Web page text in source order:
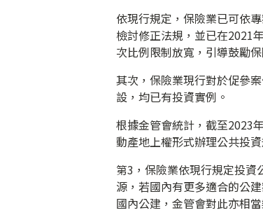
依現行規定，保險業已可依
檢討修正法規，並已在2021
次比例限制放寬，引導鼓勵
其次，保險業現行對於促參
設，均已有投資實例。
根據金管會統計，截至2023
動產地上權形式辦理公共投
第3，保險業依現行規定投
源，若國內有更多適合的公
國內公建，金管會對此亦相當